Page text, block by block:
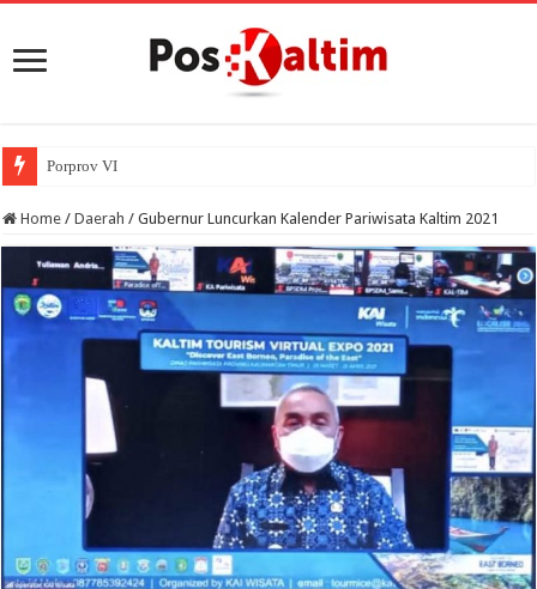
Porprov VIII Kaltim Resmi D
Home / Daerah / Gubernur Luncurkan Kalender Pariwisata Kaltim 2021